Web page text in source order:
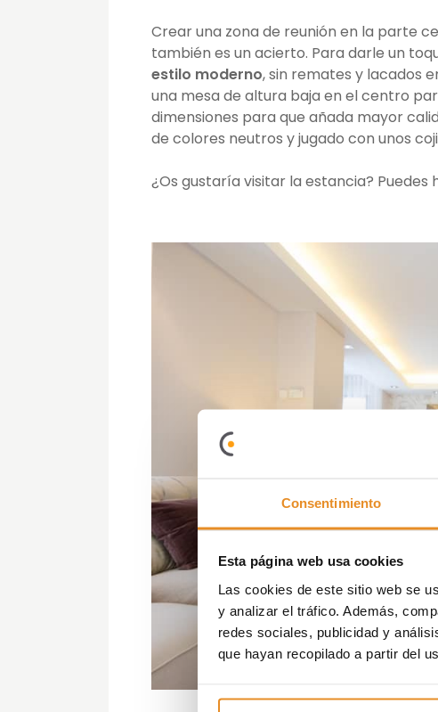
Consentimiento
Esta página web usa cookies
Las cookies de este sitio web se
y analizar el tráfico. Además,
redes sociales, publicidad y
que hayan recopilado a partir del
Crear una zona de reunión en la parte
también es un acierto. Para darle un
estilo moderno, sin remates y lacados
una mesa de altura baja en el centro
dimensiones para que añada mayor
de colores neutros y jugado con unos
¿Os gustaría visitar la estancia?